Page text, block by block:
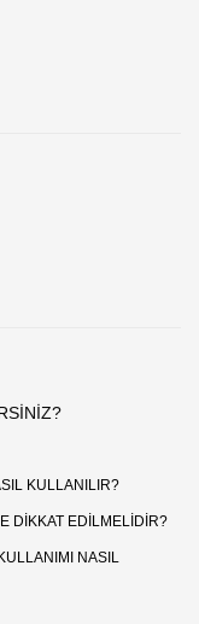
KULLANILIR?
DIKKAT EDILMELIDIR?
NASIL